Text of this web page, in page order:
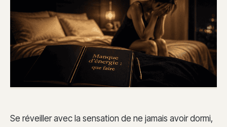
Se réveiller avec la sensation de ne jamais avoir dormi,